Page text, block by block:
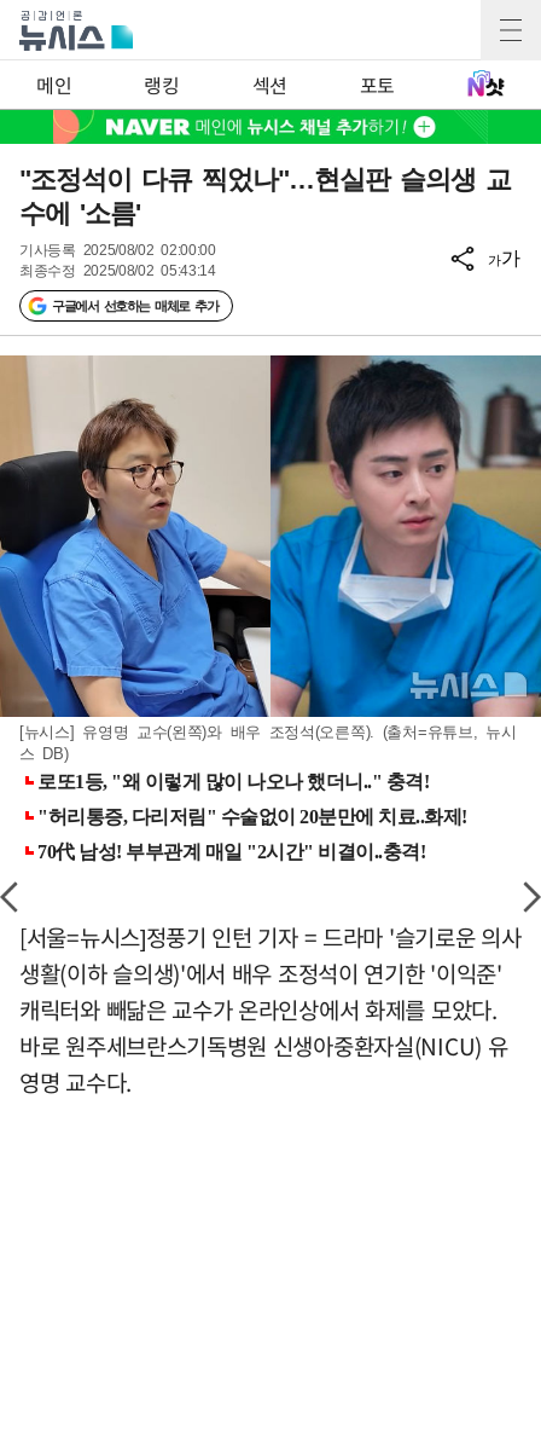
메인 랭킹 섹션 포토
"조정석이 다큐 찍었나"…현실판 슬의생 교
수에 '소름'
기사등록 2025/08/02 02:00:00
최종수정 2025/08/02 05:43:14
구글에서 선호하는 매체로 추가
가가
[뉴시스] 유영명 교수(왼쪽)와 배우 조정석(오른쪽). (출처=유튜브, 뉴시
스 DB)
[서울=뉴시스]정풍기 인턴 기자 = 드라마 '슬기로운 의사
생활(이하 슬의생)'에서 배우 조정석이 연기한 '이익준'
캐릭터와 빼닮은 교수가 온라인상에서 화제를 모았다.
바로 원주세브란스기독병원 신생아중환자실(NICU) 유
영명 교수다.